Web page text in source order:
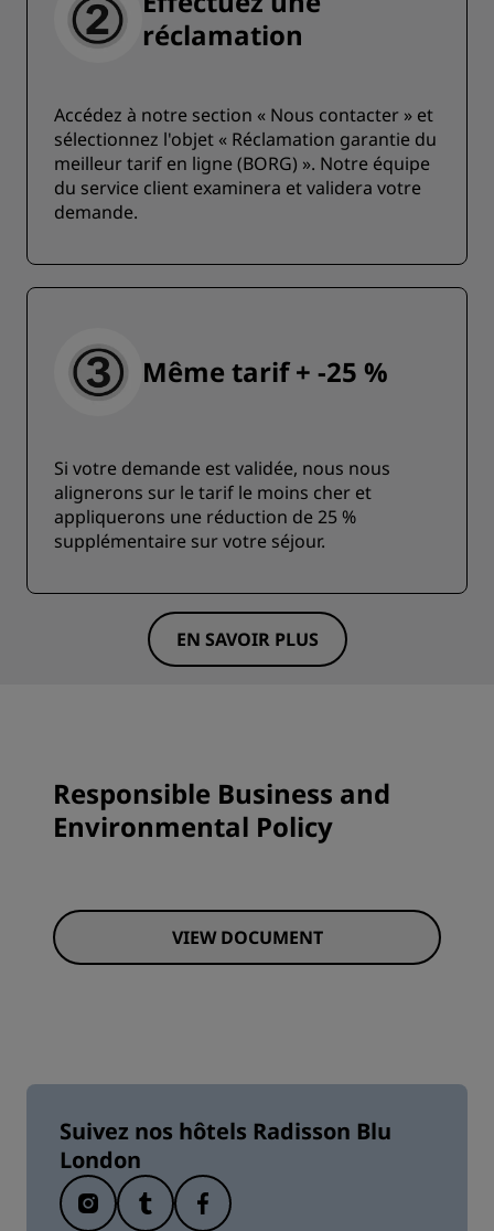
réclamation
Accédez à notre section « Nous contacter » et
sélectionnez l'objet « Réclamation garantie du
meilleur tarif en ligne (BORG) ». Notre équipe
du service client examinera et validera votre
demande.
Même tarif + -25 %
Si votre demande est validée, nous nous
alignerons sur le tarif le moins cher et
appliquerons une réduction de 25 %
supplémentaire sur votre séjour.
EN SAVOIR PLUS
Responsible Business and
Environmental Policy
VIEW DOCUMENT
Suivez nos hôtels Radisson Blu
London